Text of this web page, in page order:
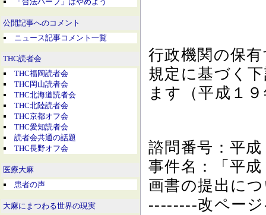
公開記事へのコメント
ニュース記事コメント一覧
THC読者会
THC福岡読者会
THC岡山読者会
THC北海道読者会
THC北陸読者会
THC京都オフ会
THC愛知読者会
読者会共通の話題
THC長野オフ会
医療大麻
患者の声
大麻にまつわる世界の現実
行政機関の保
規定に基づく
ます（平成１
諮問番号：平
事件名：「平
画書の提出に
--------改ペー